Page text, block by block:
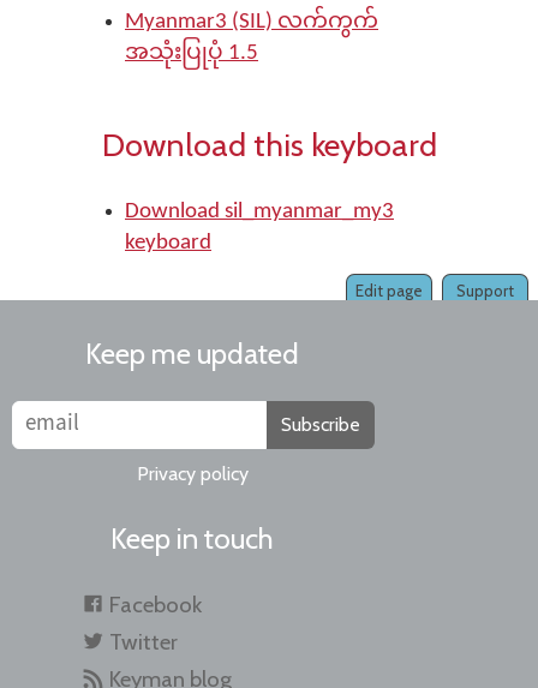
Myanmar3 (SIL) လက်ကွက်
အသုံးပြုပုံ 1.5
Download this keyboard
Download sil_myanmar_my3
keyboard
Support
Edit page
Keep me updated
Subscribe
Privacy policy
Keep in touch
Facebook
Twitter
Keyman blog